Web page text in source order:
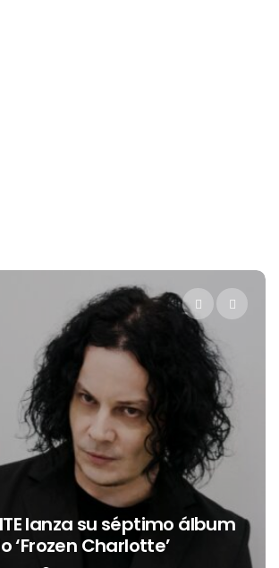
Levi’s® presenta a Belinda
nueva embajadora para
Latinoamérica